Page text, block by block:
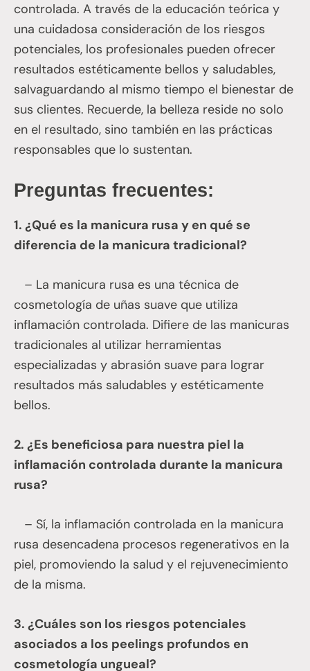
controlada. A través de la educación teórica y
una cuidadosa consideración de los riesgos
potenciales, los profesionales pueden ofrecer
resultados estéticamente bellos y saludables,
salvaguardando al mismo tiempo el bienestar de
sus clientes. Recuerde, la belleza reside no solo
en el resultado, sino también en las prácticas
responsables que lo sustentan.
Preguntas frecuentes:
1. ¿Qué es la manicura rusa y en qué se
diferencia de la manicura tradicional?
– La manicura rusa es una técnica de
cosmetología de uñas suave que utiliza
inflamación controlada. Difiere de las manicuras
tradicionales al utilizar herramientas
especializadas y abrasión suave para lograr
resultados más saludables y estéticamente
bellos.
2. ¿Es beneficiosa para nuestra piel la
inflamación controlada durante la manicura
rusa?
– Sí, la inflamación controlada en la manicura
rusa desencadena procesos regenerativos en la
piel, promoviendo la salud y el rejuvenecimiento
de la misma.
3. ¿Cuáles son los riesgos potenciales
asociados a los peelings profundos en
cosmetología ungueal?